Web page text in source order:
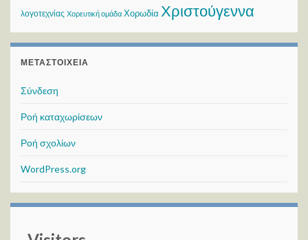
λογοτεχνίας Χορευτική ομάδα Χορωδία Χριστούγεννα
ΜΕΤΑΣΤΟΙΧΕΊΑ
Σύνδεση
Ροή καταχωρίσεων
Ροή σχολίων
WordPress.org